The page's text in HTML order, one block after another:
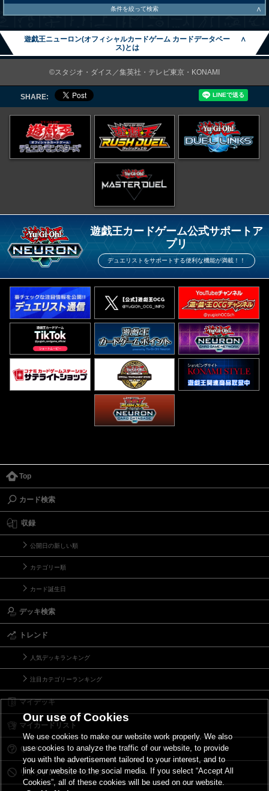
条件を絞って検索 ∧
遊戯王ニューロン(オフィシャルカードゲーム カードデータベー
ス)とは
∧
©スタジオ・ダイス／集英社・テレビ東京・KONAMI
SHARE:
遊戯王カードゲーム公式サポートア
プリ
デュエリストをサポートする便利な機能が満載！！
Top
カード検索
収録
公開日の新しい順
カテゴリー順
カード誕生日
デッキ検索
トレンド
人気デッキランキング
注目カテゴリーランキング
マイデッキ
マイカードリスト
Ｑ＆Ａ
リミットレギュレーション
Our use of Cookies
We use cookies to make our website work properly. We also
use cookies to analyze the traffic of our website, to provide
you with the advertisement tailored to your interest, and to
link our website to the social media. If you select “Accept All
Cookies”, all of these cookies will be used on our website.